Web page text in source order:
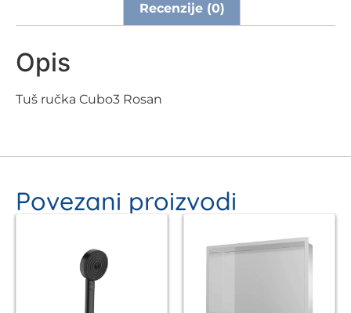
Recenzije (0)
Opis
Tuš ručka Cubo3 Rosan
Povezani proizvodi